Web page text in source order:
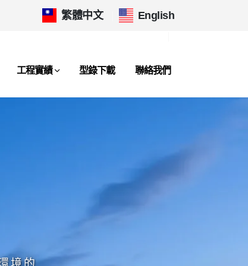
繁體中文 English
工程實績 型錄下載 聯絡我們
境的